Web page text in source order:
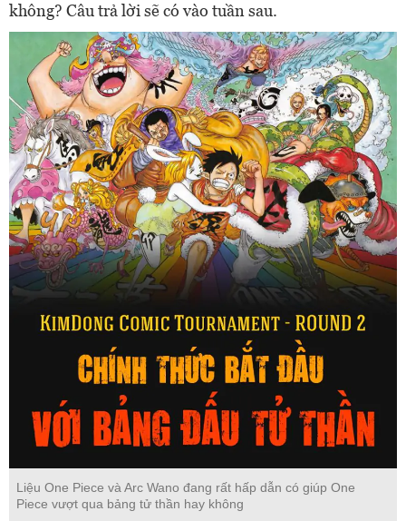
không? Câu trả lời sẽ có vào tuần sau.
Liệu One Piece và Arc Wano đang rất hấp dẫn có giúp One
Piece vượt qua bảng tử thần hay không